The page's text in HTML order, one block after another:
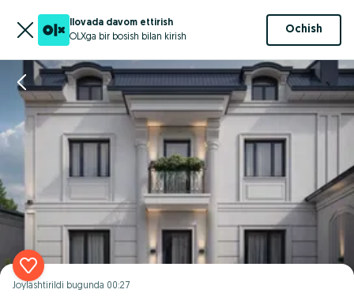
Ilovada davom ettirish
OLXga bir bosish bilan kirish
Ochish
Joylashtirildi bugunda 00:27